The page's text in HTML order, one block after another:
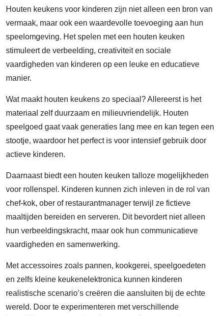
Houten keukens voor kinderen zijn niet alleen een bron van
vermaak, maar ook een waardevolle toevoeging aan hun
speelomgeving. Het spelen met een houten keuken
stimuleert de verbeelding, creativiteit en sociale
vaardigheden van kinderen op een leuke en educatieve
manier.
Wat maakt houten keukens zo speciaal? Allereerst is het
materiaal zelf duurzaam en milieuvriendelijk. Houten
speelgoed gaat vaak generaties lang mee en kan tegen een
stootje, waardoor het perfect is voor intensief gebruik door
actieve kinderen.
Daarnaast biedt een houten keuken talloze mogelijkheden
voor rollenspel. Kinderen kunnen zich inleven in de rol van
chef-kok, ober of restaurantmanager terwijl ze fictieve
maaltijden bereiden en serveren. Dit bevordert niet alleen
hun verbeeldingskracht, maar ook hun communicatieve
vaardigheden en samenwerking.
Met accessoires zoals pannen, kookgerei, speelgoedeten
en zelfs kleine keukenelektronica kunnen kinderen
realistische scenario’s creëren die aansluiten bij de echte
wereld. Door te experimenteren met verschillende